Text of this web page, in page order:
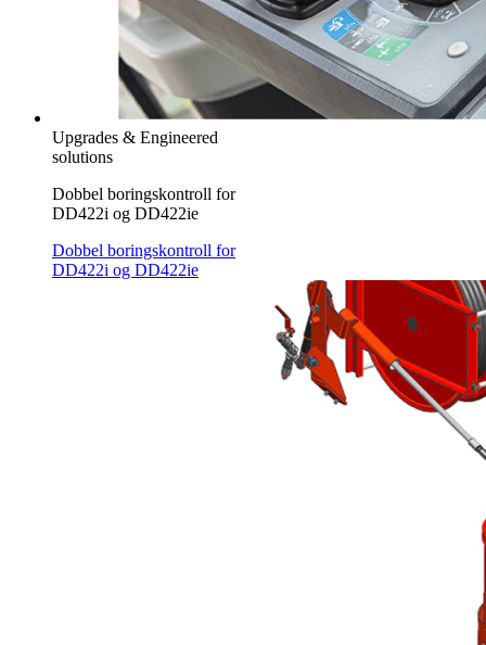
Upgrades & Engineered
solutions
Dobbel boringskontroll for
DD422i og DD422ie
Dobbel boringskontroll for
DD422i og DD422ie